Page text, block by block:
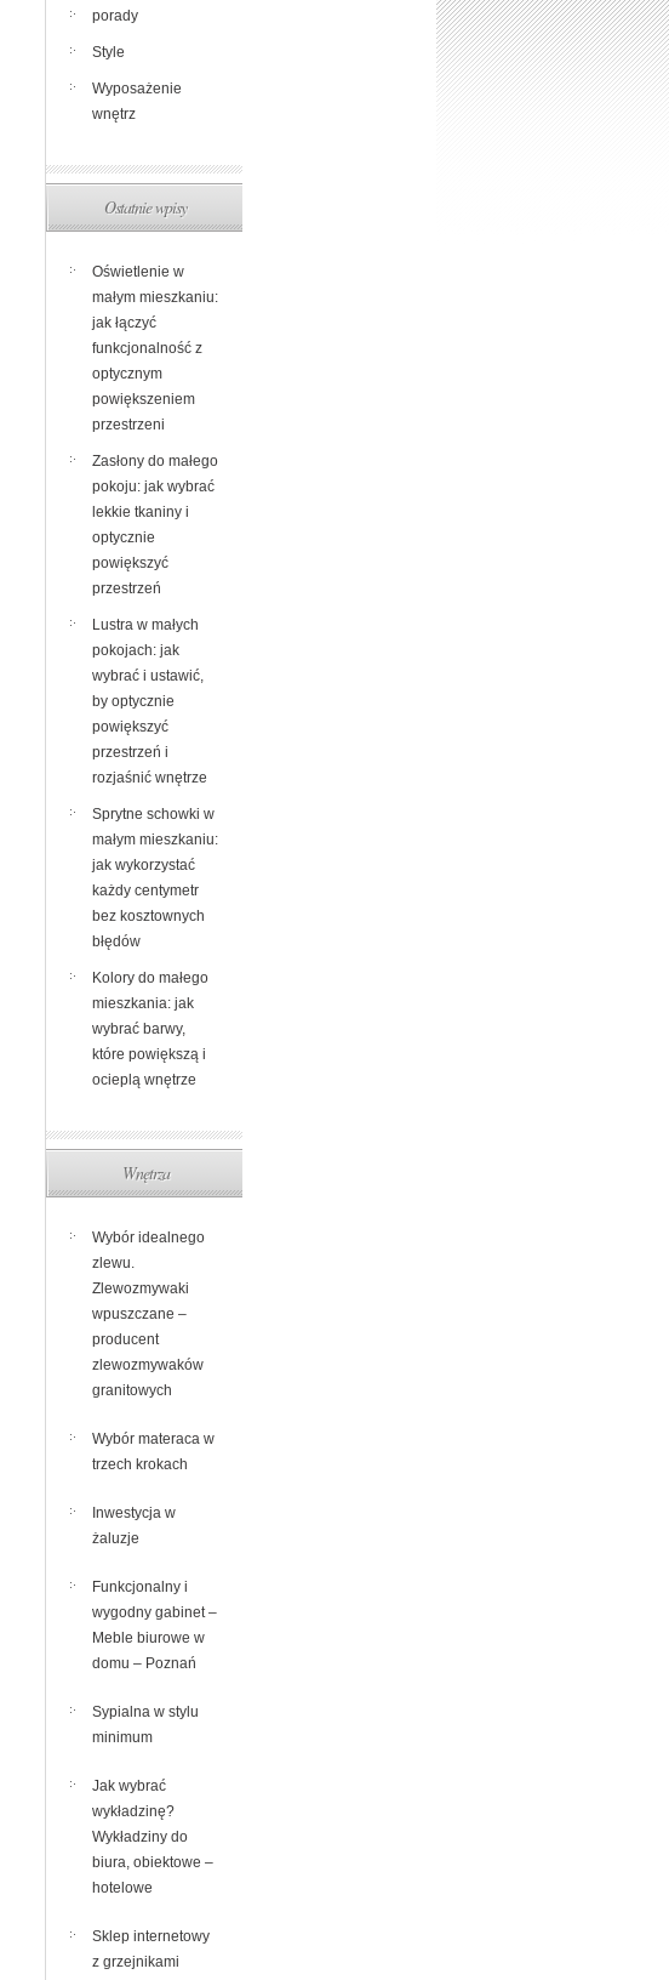
porady
Style
Wyposażenie
wnętrz
Ostatnie wpisy
Oświetlenie w
małym mieszkaniu:
jak łączyć
funkcjonalność z
optycznym
powiększeniem
przestrzeni
Zasłony do małego
pokoju: jak wybrać
lekkie tkaniny i
optycznie
powiększyć
przestrzeń
Lustra w małych
pokojach: jak
wybrać i ustawić,
by optycznie
powiększyć
przestrzeń i
rozjaśnić wnętrze
Sprytne schowki w
małym mieszkaniu:
jak wykorzystać
każdy centymetr
bez kosztownych
błędów
Kolory do małego
mieszkania: jak
wybrać barwy,
które powiększą i
ocieplą wnętrze
Wnętrza
Wybór idealnego
zlewu.
Zlewozmywaki
wpuszczane –
producent
zlewozmywaków
granitowych
Wybór materaca w
trzech krokach
Inwestycja w
żaluzje
Funkcjonalny i
wygodny gabinet –
Meble biurowe w
domu – Poznań
Sypialna w stylu
minimum
Jak wybrać
wykładzinę?
Wykładziny do
biura, obiektowe –
hotelowe
Sklep internetowy
z grzejnikami